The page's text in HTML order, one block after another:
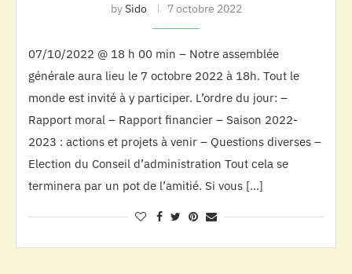
bySido 7 octobre 2022
07/10/2022 @ 18 h 00 min – Notre assemblée
générale aura lieu le 7 octobre 2022 à 18h. Tout le
monde est invité à y participer. L’ordre du jour: –
Rapport moral – Rapport financier – Saison 2022-
2023 : actions et projets à venir – Questions diverses –
Election du Conseil d’administration Tout cela se
terminera par un pot de l’amitié. Si vous […]